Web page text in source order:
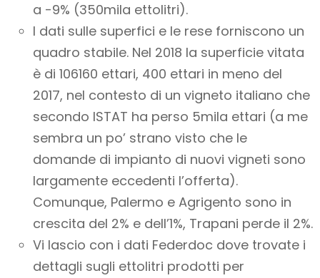
a -9% (350mila ettolitri).
I dati sulle superfici e le rese forniscono un
quadro stabile. Nel 2018 la superficie vitata
è di 106160 ettari, 400 ettari in meno del
2017, nel contesto di un vigneto italiano che
secondo ISTAT ha perso 5mila ettari (a me
sembra un po’ strano visto che le
domande di impianto di nuovi vigneti sono
largamente eccedenti l’offerta).
Comunque, Palermo e Agrigento sono in
crescita del 2% e dell’1%, Trapani perde il 2%.
Vi lascio con i dati Federdoc dove trovate i
dettagli sugli ettolitri prodotti per